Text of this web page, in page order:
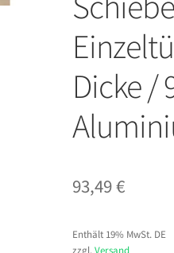
Dicke /
93,49€
Enthält 19% MwSt. DE
zzgl.Versand